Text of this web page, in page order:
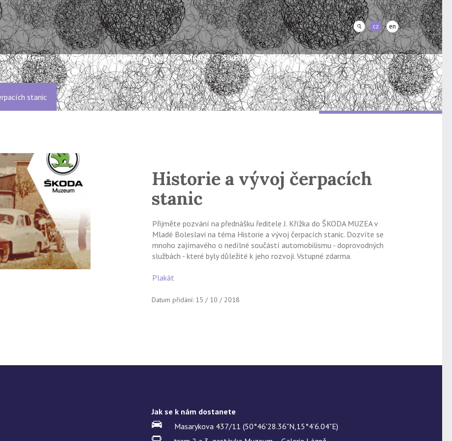
cz en
Dětem Knihovna Publikační činnost Média Služby E-shop Kontakty
stanic
Historie a vývoj čerpacích
stanic
Přijměte pozvání na přednášku ředitele J. Křížka do ŠKODA MUZEA v
Mladé Boleslavi na téma Historie a vývoj čerpacích stanic. Dozvíte se
mnoho zajímavého o nedílné součástí automobilismu - doprovodných
službách - které byly důležité k jeho rozvoji. Vstupné zdarma.
Plakát
Datum přidání: 15 / 10 / 2018
Jak se k nám dostanete
Masarykova 437/11 (50°46'28.36"N,15°4'6.04"E)